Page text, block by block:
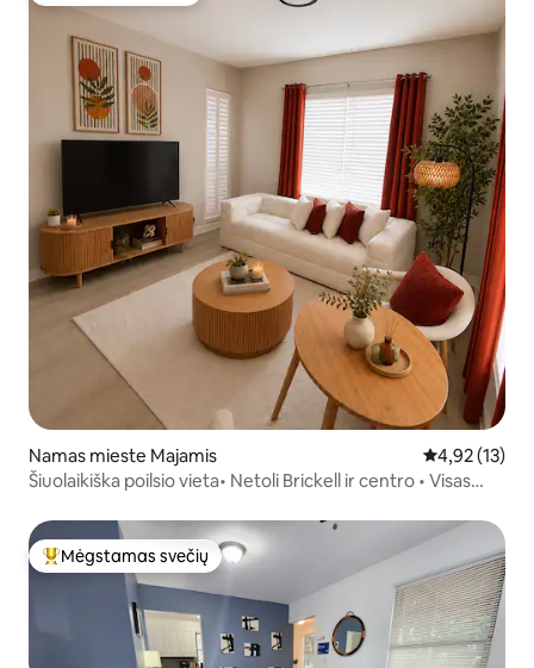
Namas mieste Majamis Vidutinis
4,92 (13)
Šiuolaikiška poilsio vieta• Netoli Brickell ir centro • Visas
Svečių mėgstamiausias
Mėgstamas svečių